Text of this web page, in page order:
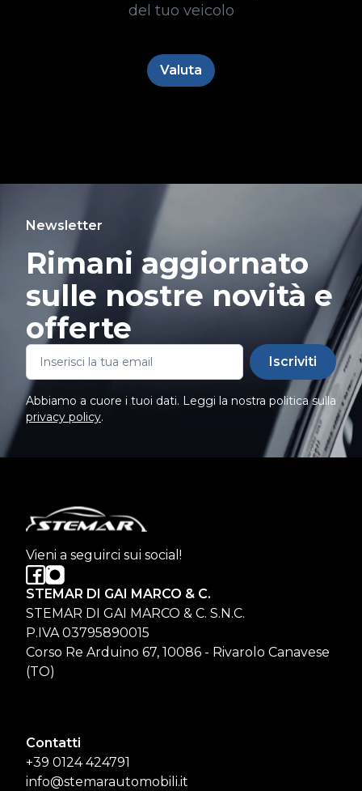
del tuo veicolo
Valuta
Newsletter
Rimani aggiornato
sulle nostre novità e
offerte
Iscriviti
Abbiamo a cuore i tuoi dati. Leggi la nostra politica sulla
privacy policy.
Vieni a seguirci sui social!
STEMAR DI GAI MARCO & C.
STEMAR DI GAI MARCO & C. S.N.C.
P.IVA 03795890015
Corso Re Arduino 67, 10086 - Rivarolo Canavese
(TO)
Contatti
+39 0124 424791
info@stemarautomobili.it